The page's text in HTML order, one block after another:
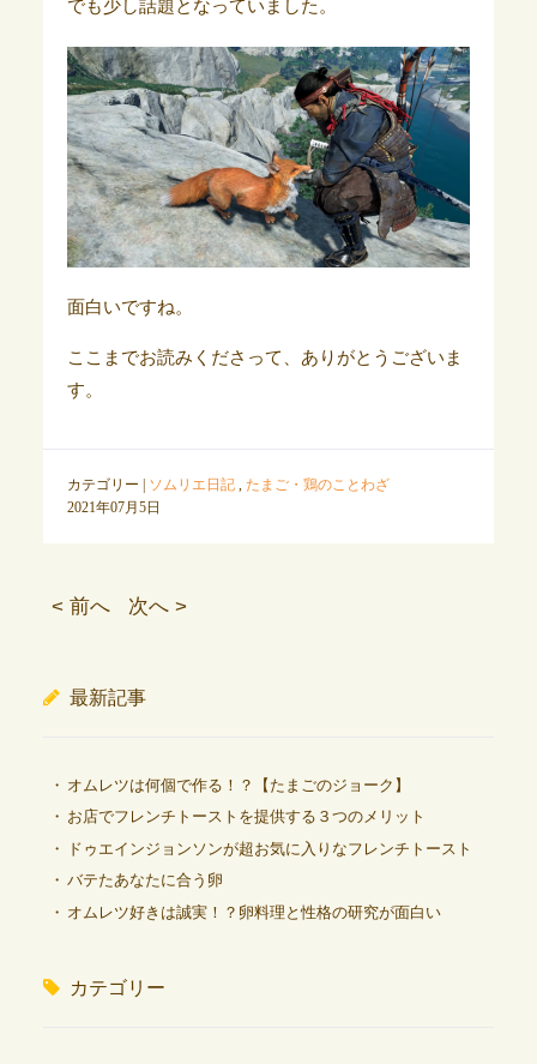
でも少し話題となっていました。
面白いですね。
ここまでお読みくださって、ありがとうございま
す。
カテゴリー | ソムリエ日記, たまご・鶏のことわざ
2021年07月5日
< 前へ 次へ >
最新記事
オムレツは何個で作る！？【たまごのジョーク】
お店でフレンチトーストを提供する３つのメリット
ドゥエインジョンソンが超お気に入りなフレンチトースト
バテたあなたに合う卵
オムレツ好きは誠実！？卵料理と性格の研究が面白い
カテゴリー